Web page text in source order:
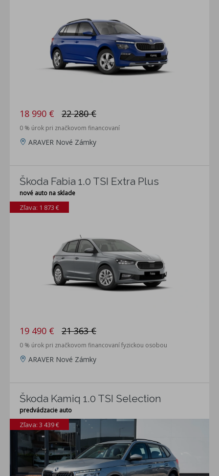
18 990 € 22 280 €
0 % úrok pri značkovom financovaní
ARAVER Nové Zámky
Škoda Fabia 1.0 TSI Extra Plus
nové auto na sklade
Zľava: 1 873 €
19 490 € 21 363 €
0 % úrok pri značkovom financovaní fyzickou osobou
ARAVER Nové Zámky
Škoda Kamiq 1.0 TSI Selection
predvádzacie auto
Zľava: 3 439 €